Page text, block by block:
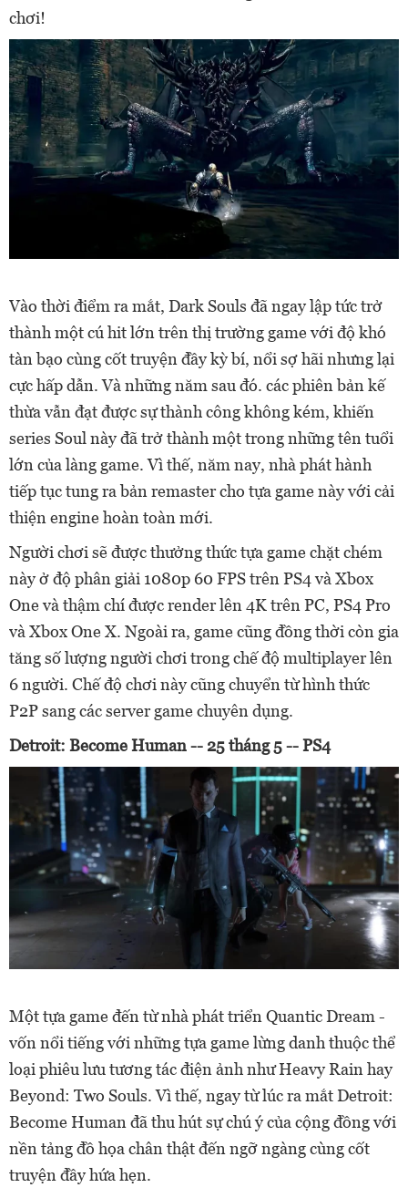
chơi!
Vào thời điểm ra mắt, Dark Souls đã ngay lập tức trở
thành một cú hit lớn trên thị trường game với độ khó
tàn bạo cùng cốt truyện đầy kỳ bí, nổi sợ hãi nhưng lại
cực hấp dẫn. Và những năm sau đó. các phiên bản kế
thừa vẫn đạt được sự thành công không kém, khiến
series Soul này đã trở thành một trong những tên tuổi
lớn của làng game. Vì thế, năm nay, nhà phát hành
tiếp tục tung ra bản remaster cho tựa game này với cải
thiện engine hoàn toàn mới.
Người chơi sẽ được thưởng thức tựa game chặt chém
này ở độ phân giải 1080p 60 FPS trên PS4 và Xbox
One và thậm chí được render lên 4K trên PC, PS4 Pro
và Xbox One X. Ngoài ra, game cũng đồng thời còn gia
tăng số lượng người chơi trong chế độ multiplayer lên
6 người. Chế độ chơi này cũng chuyển từ hình thức
P2P sang các server game chuyên dụng.
Detroit: Become Human -- 25 tháng 5 -- PS4
Một tựa game đến từ nhà phát triển Quantic Dream -
vốn nổi tiếng với những tựa game lừng danh thuộc thể
loại phiêu lưu tương tác điện ảnh như Heavy Rain hay
Beyond: Two Souls. Vì thế, ngay từ lúc ra mắt Detroit:
Become Human đã thu hút sự chú ý của cộng đồng với
nền tảng đồ họa chân thật đến ngỡ ngàng cùng cốt
truyện đầy hứa hẹn.